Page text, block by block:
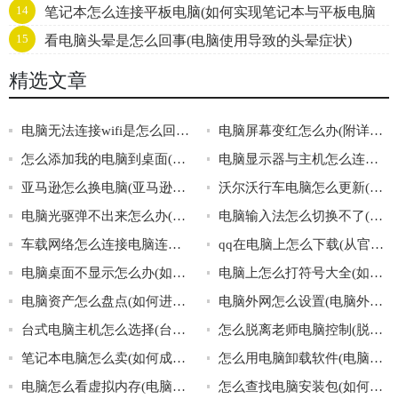
14
笔记本怎么连接平板电脑(如何实现笔记本与平板电脑
无缝连接)
15 看电脑头晕是怎么回事(电脑使用导致的头晕症状)
精选文章
电脑无法连接wifi是怎么回事啊(电脑无法连接wifi的常见原因)
电脑屏幕变红怎么办(附详细介绍)
怎么添加我的电脑到桌面(添加我的电脑到桌面)
电脑显示器与主机怎么连接(连接电脑显示器和主机的方法介绍)
亚马逊怎么换电脑(亚马逊换电脑步骤)
沃尔沃行车电脑怎么更新(如何更新沃尔沃行车电脑)
电脑光驱弹不出来怎么办(解决电脑光驱弹不出来的方法)
电脑输入法怎么切换不了(解决电脑输入法无法切换问题的方法)
车载网络怎么连接电脑连接(如何让车载网络连接电脑)
qq在电脑上怎么下载(从官网下载qq的好处)
电脑桌面不显示怎么办(如何处理电脑桌面无法正常显示的情况)
电脑上怎么打符号大全(如何在电脑上打各种符号)
电脑资产怎么盘点(如何进行电脑资产盘点)
电脑外网怎么设置(电脑外网的设置方法)
台式电脑主机怎么选择(台式电脑主机的选购指南)
怎么脱离老师电脑控制(脱离老师电脑控制的方法)
笔记本电脑怎么卖(如何成功卖掉自己的笔记本电脑)
怎么用电脑卸载软件(电脑卸载软件的方法)
电脑怎么看虚拟内存(电脑如何查看虚拟内存)
怎么查找电脑安装包(如何找到电脑安装包)